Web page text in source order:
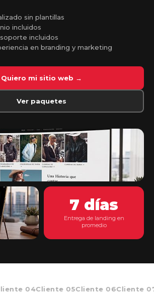
sin plantillas
incluidos
incluidos
en branding y marketing
Quiero mi sitio web →
Ver paquetes
7 días
Entrega de landing en
promedio
04Cliente 05Cliente 06Cliente 07